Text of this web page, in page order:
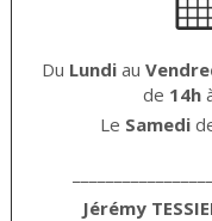
Du Lundi au
de 14h
Le Samedi
Jérémy